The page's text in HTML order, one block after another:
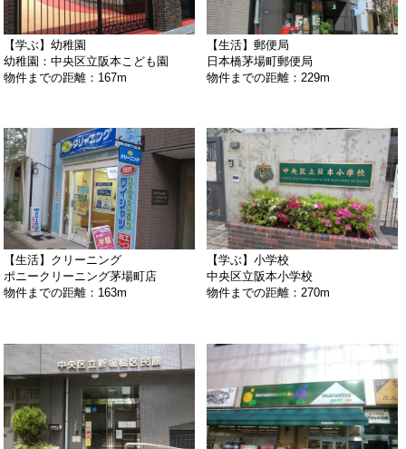
【学ぶ】幼稚園
幼稚園：中央区立阪本こども園
物件までの距離：167m
【生活】郵便局
日本橋茅場町郵便局
物件までの距離：229m
【生活】クリーニング
ポニークリーニング茅場町店
物件までの距離：163m
【学ぶ】小学校
中央区立阪本小学校
物件までの距離：270m